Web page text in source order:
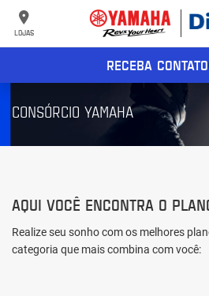
LOJAS
RECEBA CONTATO
CONSÓRCIO YAMAHA
AQUI VOCÊ ENCONTRA O
Realize seu sonho com os melhores
categoria que mais combina com você: